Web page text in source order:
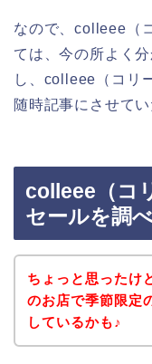
なので、colleee（
ては、今の所よく
し、colleee（コリ
随時記事にさせて
colleee（コ
セールを調
ちょっと思ったけ
のお店で季節限定
しているかも♪